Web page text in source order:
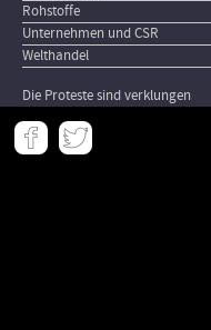
Rohstoffe
Unternehmen und CSR
Welthandel
Die Proteste sind verklungen
Meta
-